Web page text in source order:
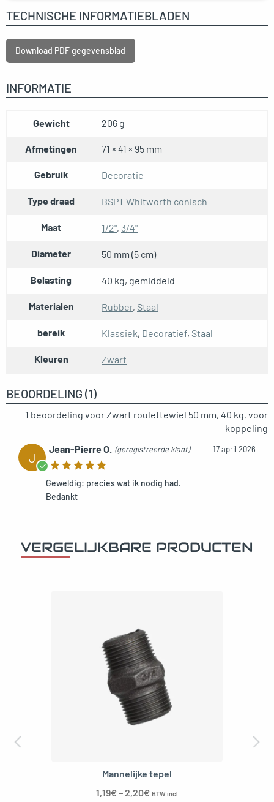
TECHNISCHE INFORMATIEBLADEN
Download PDF gegevensblad
INFORMATIE
Gewicht 206 g
Afmetingen 71 × 41 × 95 mm
Gebruik Decoratie
Type draad BSPT Whitworth conisch
Maat 1/2", 3/4"
Diameter 50 mm (5 cm)
Belasting 40 kg, gemiddeld
Materialen Rubber, Staal
bereik Klassiek, Decoratief, Staal
Kleuren Zwart
BEOORDELING (1)
1 beoordeling voorZwart roulettewiel 50 mm, 40 kg, voor
koppeling
J
Jean-Pierre O. (geregistreerde klant) 17 april 2026
Geweldig: precies wat ik nodig had.
Bedankt
VERGELIJKBARE PRODUCTEN
Mannelijke tepel
1,19€–2,20€ BTW incl